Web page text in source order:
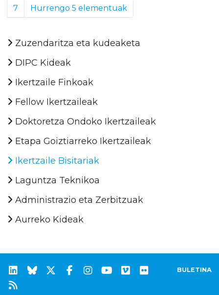
7 Hurrengo 5 elementuak
Zuzendaritza eta kudeaketa
DIPC Kideak
Ikertzaile Finkoak
Fellow Ikertzaileak
Doktoretza Ondoko Ikertzaileak
Etapa Goiztiarreko Ikertzaileak
Ikertzaile Bisitariak
Laguntza Teknikoa
Administrazio eta Zerbitzuak
Aurreko Kideak
BULETINA